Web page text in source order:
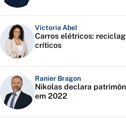
Victoria Abel
Carros elétricos:
críticos
Ranier Bragon
Nikolas declara
em 2022